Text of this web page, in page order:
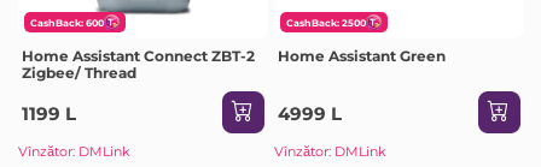
CashBack: 600
Home Assistant Connect ZBT-2
Zigbee/ Thread
1199 L
Vînzător: DMLink
CashBack: 2500
Home Assistant Green
4999 L
Vînzător: DMLink